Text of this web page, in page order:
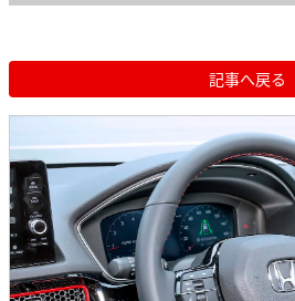
記事へ戻る